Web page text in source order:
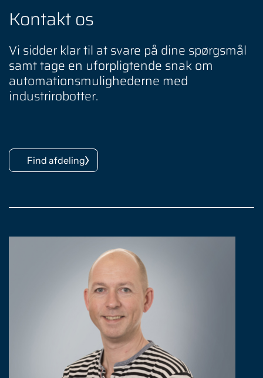
Kontakt os
Vi sidder klar til at svare på dine spørgsmål
samt tage en uforpligtende snak om
automationsmulighederne med
industrirobotter.
Find afdeling